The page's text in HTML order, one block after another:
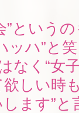
”という
ッハ”と
なく“女
しい時
ます”と